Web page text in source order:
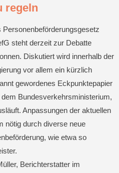
regeln
Personenbeförderungsgesetz
steht derzeit zur Debatte
Diskutiert wird innerhalb der
vor allem ein kürzlich
gewordenes Eckpunktepapier
Bundesverkehrsministerium,
Anpassungen der aktuellen
nötig durch diverse neue
wie etwa so
Berichterstatter im